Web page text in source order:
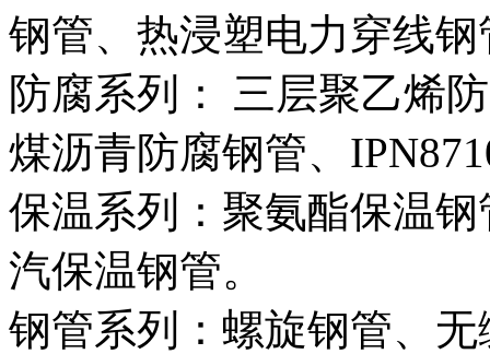
钢管、热浸塑电力穿线钢
防腐系列： 三层聚乙烯
煤沥青防腐钢管、
保温系列：聚氨酯保温
汽保温钢管。
钢管系列：螺旋钢管、